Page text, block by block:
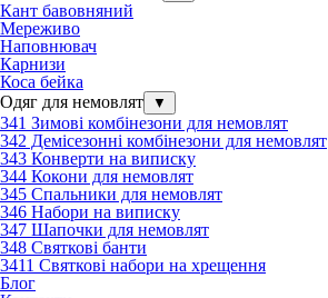
Кант бавовняний
Мереживо
Наповнювач
Карнизи
Коса бейка
Одяг для немовлят
▼
341 Зимові комбінезони для немовлят
342 Демісезонні комбінезони для немовлят
343 Конверти на виписку
344 Кокони для немовлят
345 Спальники для немовлят
346 Набори на виписку
347 Шапочки для немовлят
348 Святкові банти
3411 Святкові набори на хрещення
Блог